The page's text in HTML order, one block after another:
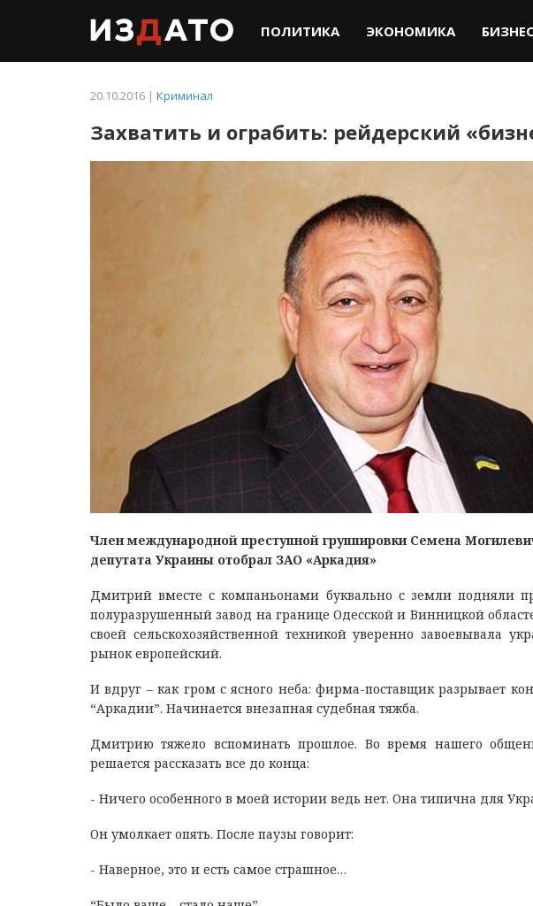
ПОЛИТИКА ЭКОНОМИКА
20.10.2016 | Криминал
Захватить и ограбить: рейдерский
Член международной преступной группировки Семена
депутата Украины отобрал ЗАО «Аркадия»
Дмитрий вместе с компаньонами буквально с земли подняли
полуразрушенный завод на границе Одесской и Винницкой
своей сельскохозяйственной техникой уверенно завоевывала
рынок европейский.
И вдруг – как гром с ясного неба: фирма-поставщик разрывает
“Аркадии”. Начинается внезапная судебная тяжба.
Дмитрию тяжело вспоминать прошлое. Во время нашего
решается рассказать все до конца:
- Ничего особенного в моей истории ведь нет. Она типична для
Он умолкает опять. После паузы говорит:
- Наверное, это и есть самое страшное…